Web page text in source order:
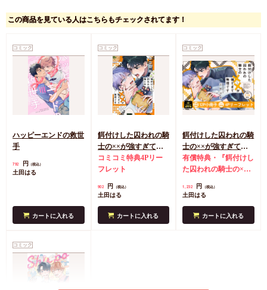
この商品を見ている人はこちらもチェックされてます！
コミック
ハッピーエンドの救世
手
792 円 （税込）
土田はる
カートに入れる
コミック
餌付けした囚われの騎
士の××が強すぎて無
理です（単品）
コミコミ特典4Pリー
フレット
902 円 （税込）
土田はる
カートに入れる
コミック
餌付けした囚われの騎
士の××が強すぎて無
理です【有償特典・小
冊子】
有償特典・『餌付けし
た囚われの騎士の××
12P小冊子
1,232 円 （税込）
土田はる
カートに入れる
コミック